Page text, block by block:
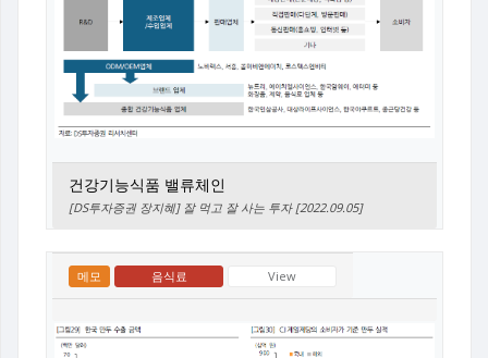
건강기능식품 밸류체인
[DS투자증권 장지혜] 잘 먹고 잘 사는 투자 [2022.09.05]
메모 음식료 View